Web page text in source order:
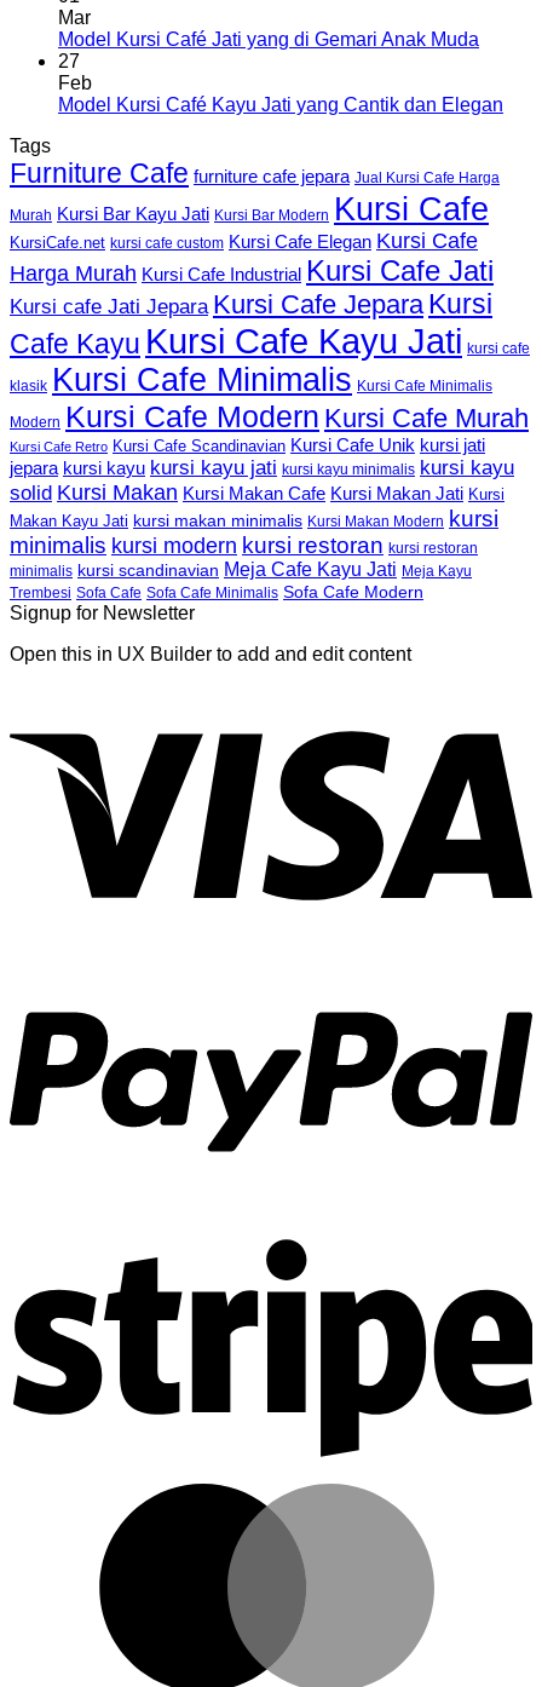
Mar
Model Kursi Café Jati yang di Gemari Anak Muda
27
Feb
Model Kursi Café Kayu Jati yang Cantik dan Elegan
Tags
Furniture Cafe furniture cafe jepara Jual Kursi Cafe Harga
Murah Kursi Bar Kayu Jati Kursi Bar Modern Kursi Cafe
KursiCafe.net kursi cafe custom Kursi Cafe Elegan Kursi Cafe
Harga Murah Kursi Cafe Industrial Kursi Cafe Jati
Kursi cafe Jati Jepara Kursi Cafe Jepara Kursi
Cafe Kayu Kursi Cafe Kayu Jati kursi cafe
klasik Kursi Cafe Minimalis Kursi Cafe Minimalis
Modern Kursi Cafe Modern Kursi Cafe Murah
Kursi Cafe Retro Kursi Cafe Scandinavian Kursi Cafe Unik kursi jati
jepara kursi kayu kursi kayu jati kursi kayu minimalis kursi kayu
solid Kursi Makan Kursi Makan Cafe Kursi Makan Jati Kursi
Makan Kayu Jati kursi makan minimalis Kursi Makan Modern
kursi
minimalis kursi modern kursi restoran kursi restoran
minimalis kursi scandinavian Meja Cafe Kayu Jati Meja Kayu
Trembesi Sofa Cafe Sofa Cafe Minimalis Sofa Cafe Modern
Signup for Newsletter
Open this in UX Builder to add and edit content